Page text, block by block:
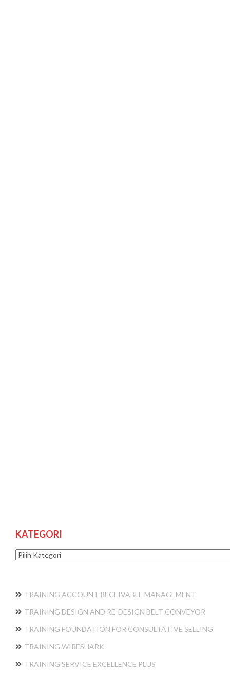
KATEGORI
Kategori
TRAINING ACCOUNT RECEIVABLE MANAGEMENT
TRAINING DESIGN AND RE-DESIGN BELT CONVEYOR
TRAINING FOUNDATION FOR CONSULTATIVE SELLING
TRAINING WIRESHARK
TRAINING SERVICE EXCELLENCE PLUS